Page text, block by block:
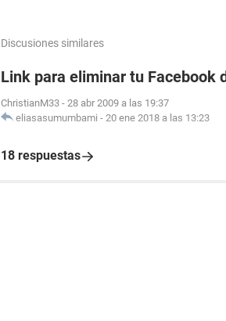
Discusiones similares
Link para eliminar tu Facebook
ChristianM33 - 28 abr 2009 a las 19:37
eliasasumumbami - 20 ene 2018 a las 13:23
18 respuestas